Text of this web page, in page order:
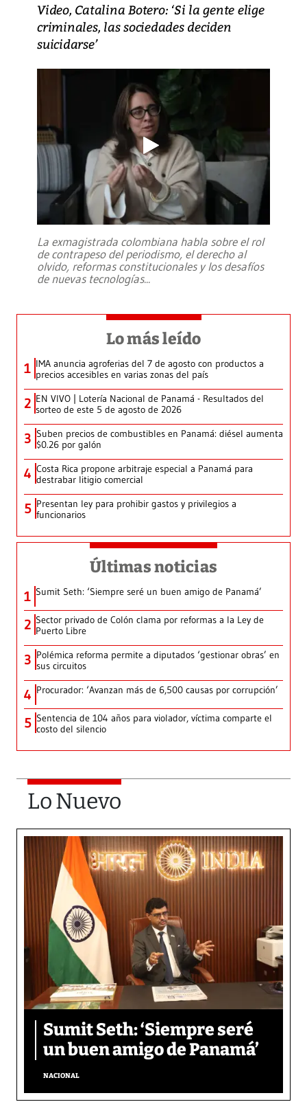
Video, Catalina Botero: ‘Si la gente elige
criminales, las sociedades deciden
suicidarse’
La exmagistrada colombiana habla sobre el rol
de contrapeso del periodismo, el derecho al
olvido, reformas constitucionales y los desafíos
de nuevas tecnologías...
Lo más leído
1 IMA anuncia agroferias del 7 de agosto con productos a
precios accesibles en varias zonas del país
2 EN VIVO | Lotería Nacional de Panamá - Resultados del
sorteo de este 5 de agosto de 2026
3 Suben precios de combustibles en Panamá: diésel aumenta
$0.26 por galón
4 Costa Rica propone arbitraje especial a Panamá para
destrabar litigio comercial
5 Presentan ley para prohibir gastos y privilegios a
funcionarios
Últimas noticias
1 Sumit Seth: ‘Siempre seré un buen amigo de Panamá’
2 Sector privado de Colón clama por reformas a la Ley de
Puerto Libre
3 Polémica reforma permite a diputados ‘gestionar obras’ en
sus circuitos
4 Procurador: ‘Avanzan más de 6,500 causas por corrupción’
5 Sentencia de 104 años para violador, víctima comparte el
costo del silencio
Lo Nuevo
Sumit Seth: ‘Siempre seré
un buen amigo de Panamá’
NACIONAL